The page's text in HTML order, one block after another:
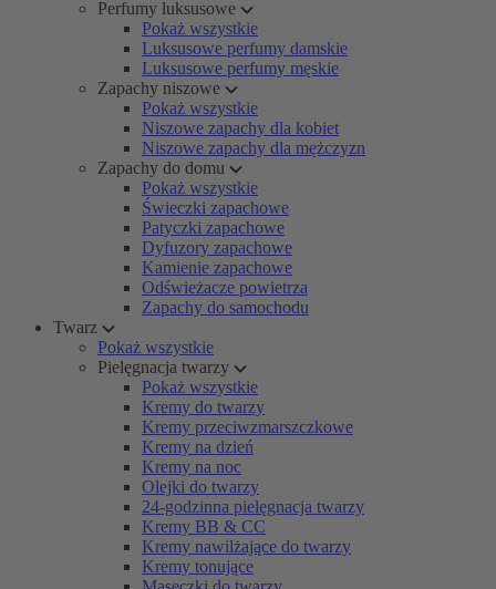
Perfumy luksusowe
Pokaż wszystkie
Luksusowe perfumy damskie
Luksusowe perfumy męskie
Zapachy niszowe
Pokaż wszystkie
Niszowe zapachy dla kobiet
Niszowe zapachy dla mężczyzn
Zapachy do domu
Pokaż wszystkie
Świeczki zapachowe
Patyczki zapachowe
Dyfuzory zapachowe
Kamienie zapachowe
Odświeżacze powietrza
Zapachy do samochodu
Twarz
Pokaż wszystkie
Pielęgnacja twarzy
Pokaż wszystkie
Kremy do twarzy
Kremy przeciwzmarszczkowe
Kremy na dzień
Kremy na noc
Olejki do twarzy
24-godzinna pielęgnacja twarzy
Kremy BB & CC
Kremy nawilżające do twarzy
Kremy tonujące